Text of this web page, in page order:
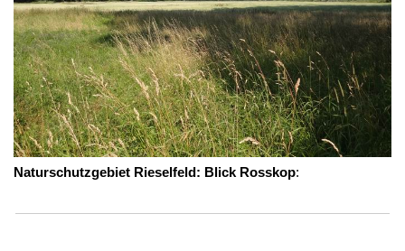
Naturschutzgebiet Rieselfeld: Blick Rosskop: